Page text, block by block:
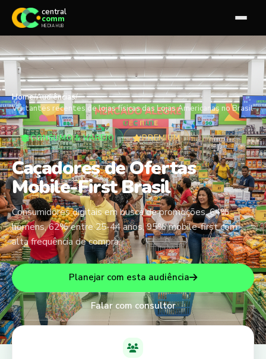
central
comm
MEDIA HUB
Home/Audiências/
Visitantes recentes de lojas físicas das Lojas Americanas no Brasil
CONSUMO & VAREJO PREMIUM
Caçadores de Ofertas
Mobile-First Brasil
Consumidores digitais em busca de promoções. 64%
homens, 62% entre 25-44 anos, 95% mobile-first com
alta frequência de compra.
Planejar com esta audiência
Falar com consultor